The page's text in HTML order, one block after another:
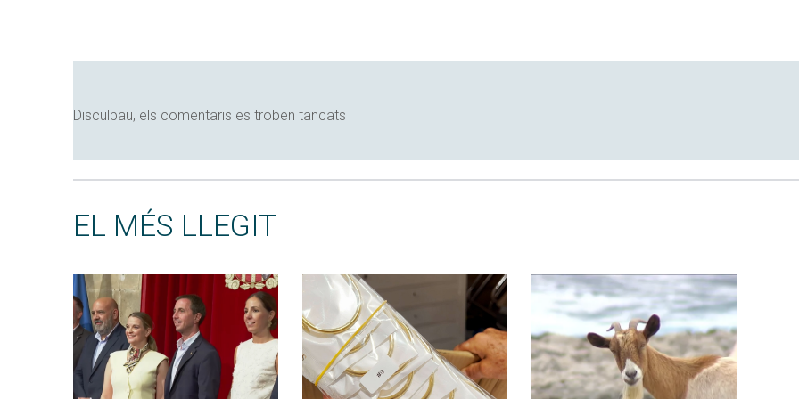
Disculpau, els comentaris es troben tancats
EL MÉS LLEGIT